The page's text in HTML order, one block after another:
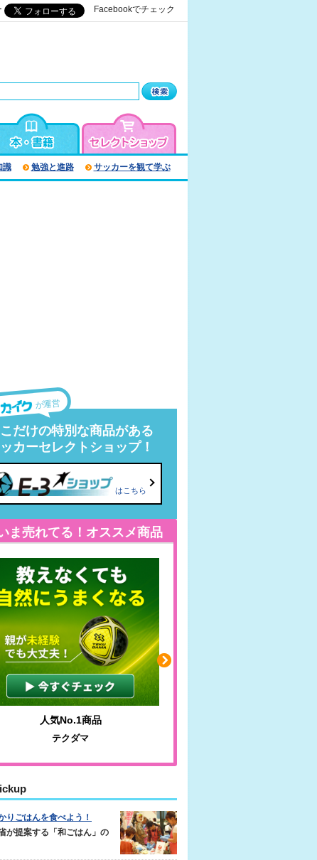
Facebookでチェック
識 勉強と進路 サッカーを観て学ぶ
が運営
だけの特別な商品がある
カーセレクトショップ！
はこちら
ま売れてる！オススメ商品
人気No.1商品
テクダマ
りごはんを食べよう！
が提案する「和ごはん」の